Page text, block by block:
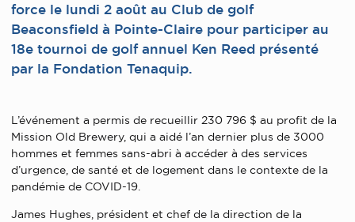
force le lundi 2 août au Club de golf
Beaconsfield à Pointe-Claire pour participer au
18e tournoi de golf annuel Ken Reed présenté
par la Fondation Tenaquip.
L’événement a permis de recueillir 230 796 $ au profit de la
Mission Old Brewery, qui a aidé l’an dernier plus de 3000
hommes et femmes sans-abri à accéder à des services
d’urgence, de santé et de logement dans le contexte de la
pandémie de COVID-19.
James Hughes, président et chef de la direction de la